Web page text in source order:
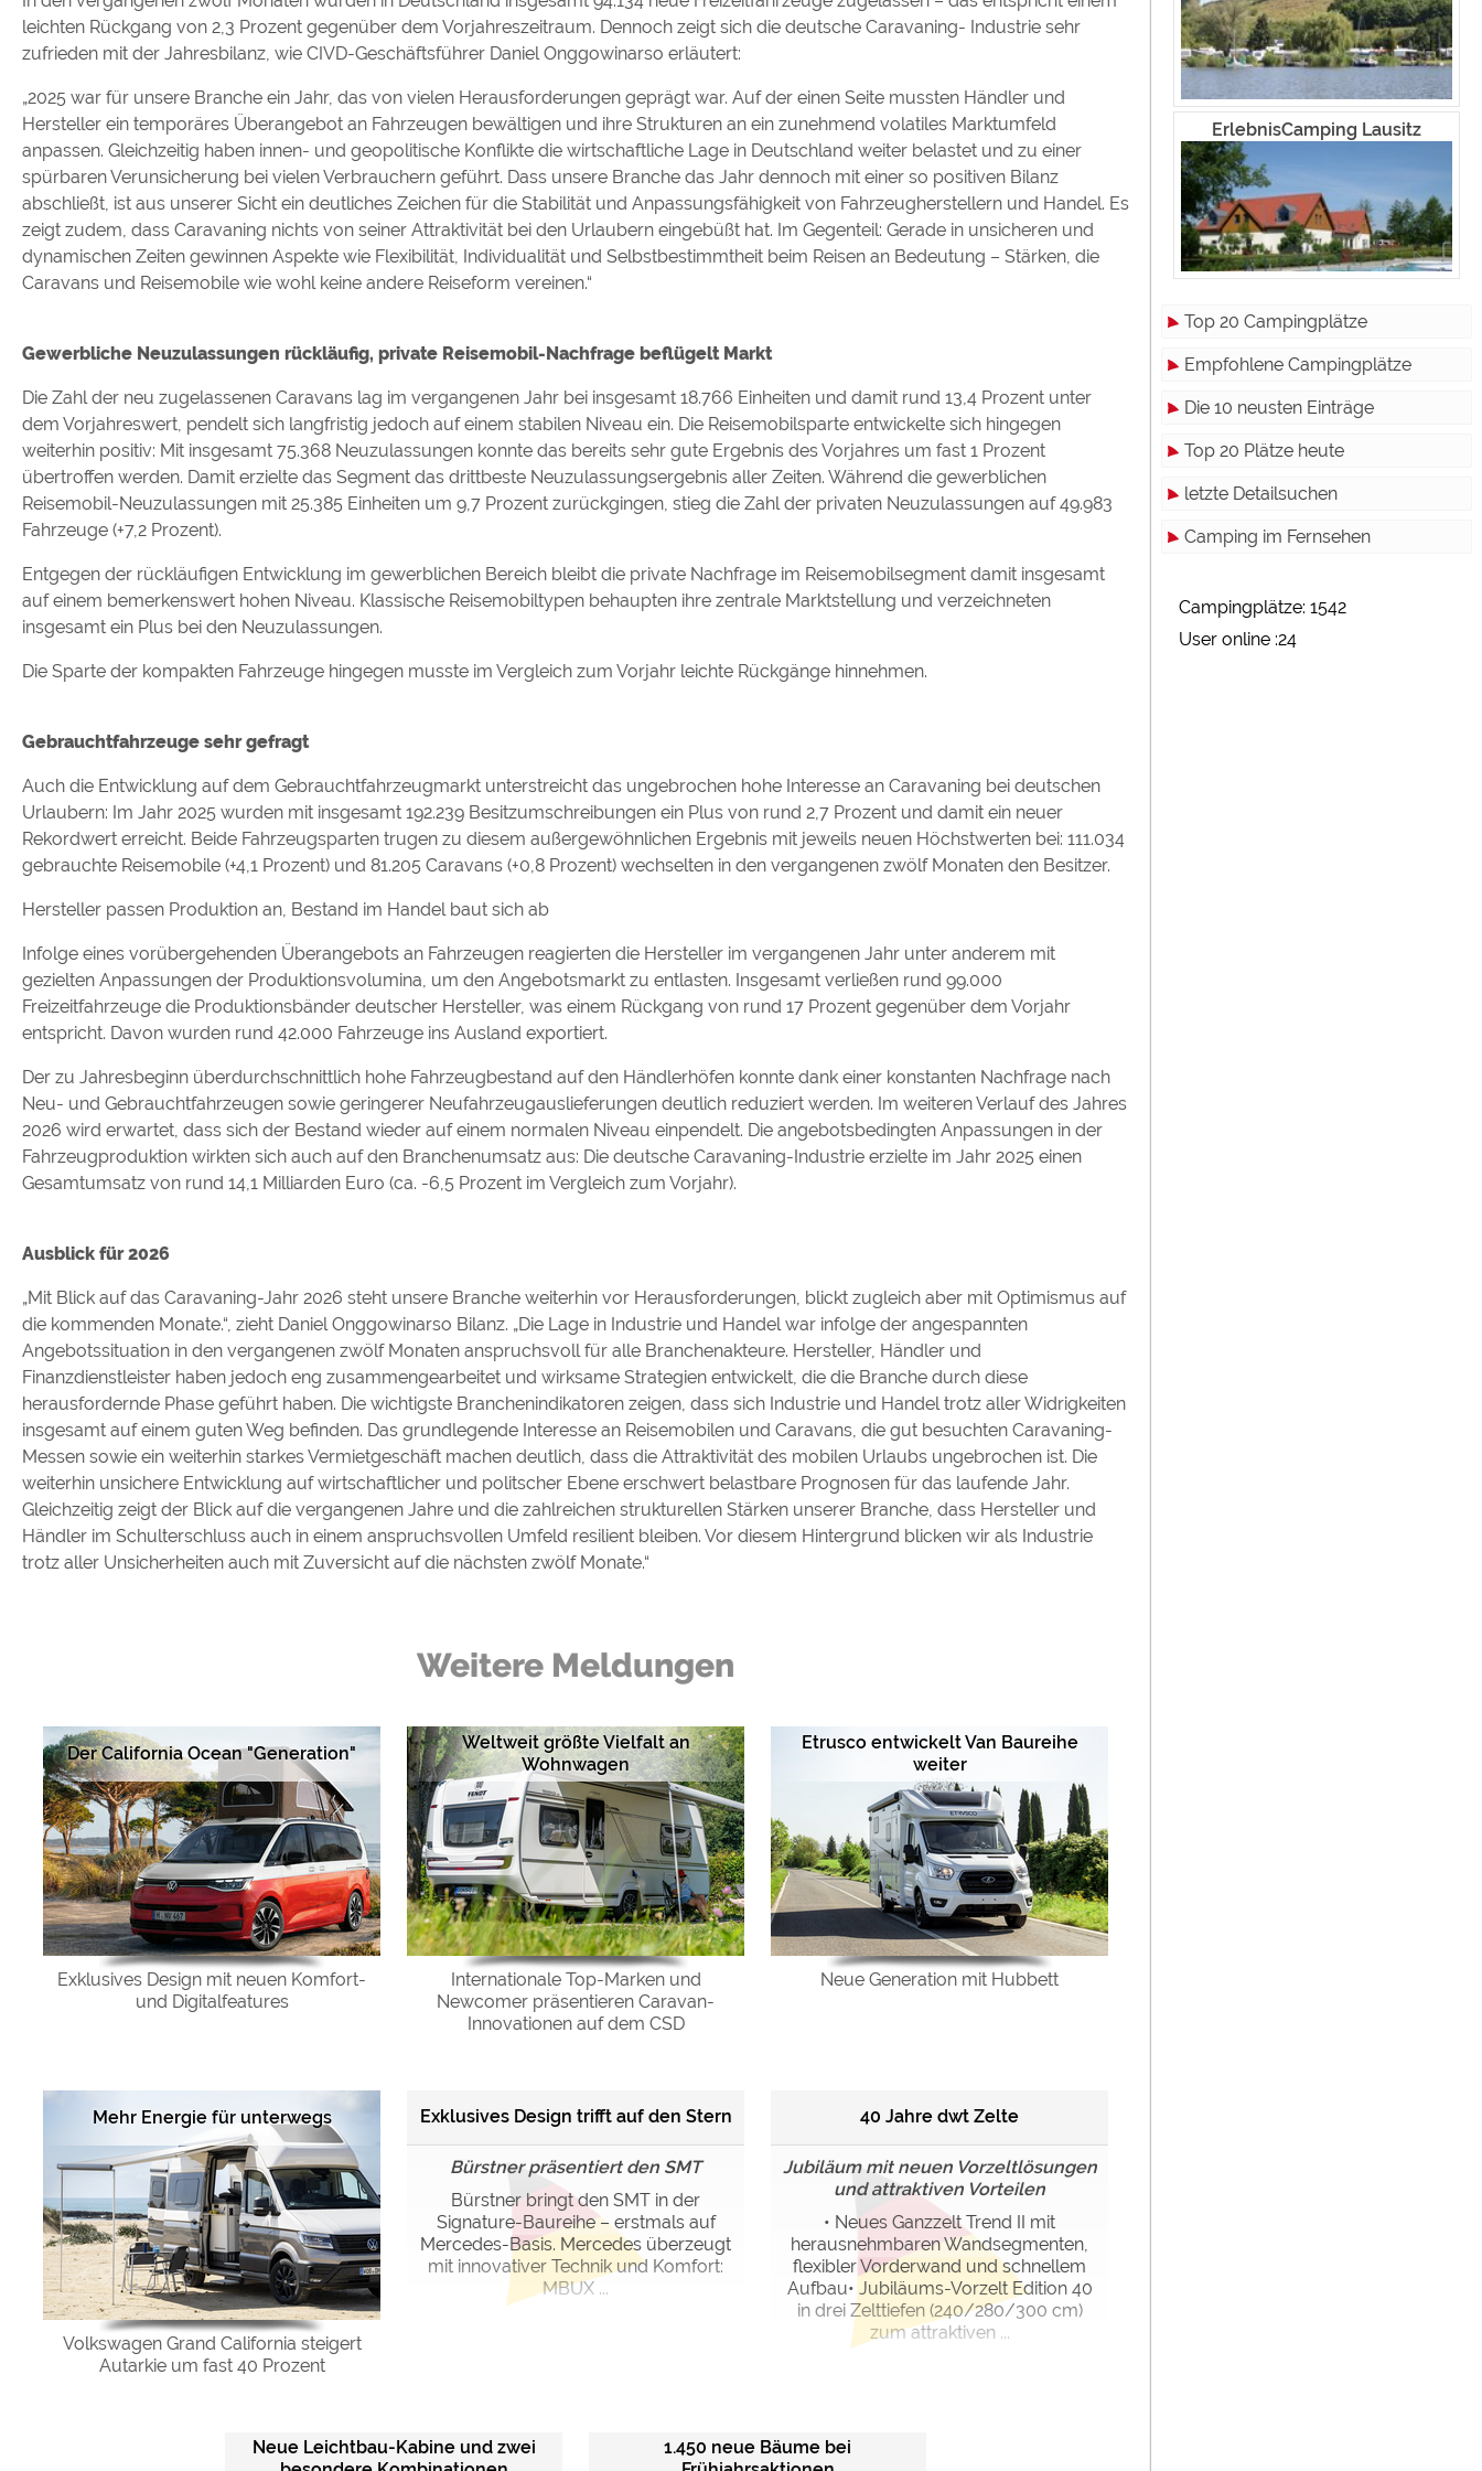
leichten Rückgang von 2,3 Prozent gegenüber dem Vorjahreszeitraum. Dennoch zeigt sich die deutsche Caravaning- Industrie sehr
zufrieden mit der Jahresbilanz, wie CIVD-Geschäftsführer Daniel Onggowinarso erläutert:
„2025 war für unsere Branche ein Jahr, das von vielen Herausforderungen geprägt war. Auf der einen Seite mussten Händler und
Hersteller ein temporäres Überangebot an Fahrzeugen bewältigen und ihre Strukturen an ein zunehmend volatiles Marktumfeld
anpassen. Gleichzeitig haben innen- und geopolitische Konflikte die wirtschaftliche Lage in Deutschland weiter belastet und zu einer
spürbaren Verunsicherung bei vielen Verbrauchern geführt. Dass unsere Branche das Jahr dennoch mit einer so positiven Bilanz
abschließt, ist aus unserer Sicht ein deutliches Zeichen für die Stabilität und Anpassungsfähigkeit von Fahrzeugherstellern und Handel. Es
zeigt zudem, dass Caravaning nichts von seiner Attraktivität bei den Urlaubern eingebüßt hat. Im Gegenteil: Gerade in unsicheren und
dynamischen Zeiten gewinnen Aspekte wie Flexibilität, Individualität und Selbstbestimmtheit beim Reisen an Bedeutung – Stärken, die
Caravans und Reisemobile wie wohl keine andere Reiseform vereinen.“
Gewerbliche Neuzulassungen rückläufig, private Reisemobil-Nachfrage beflügelt Markt
Die Zahl der neu zugelassenen Caravans lag im vergangenen Jahr bei insgesamt 18.766 Einheiten und damit rund 13,4 Prozent unter
dem Vorjahreswert, pendelt sich langfristig jedoch auf einem stabilen Niveau ein. Die Reisemobilsparte entwickelte sich hingegen
weiterhin positiv: Mit insgesamt 75.368 Neuzulassungen konnte das bereits sehr gute Ergebnis des Vorjahres um fast 1 Prozent
übertroffen werden. Damit erzielte das Segment das drittbeste Neuzulassungsergebnis aller Zeiten. Während die gewerblichen
Reisemobil-Neuzulassungen mit 25.385 Einheiten um 9,7 Prozent zurückgingen, stieg die Zahl der privaten Neuzulassungen auf 49.983
Fahrzeuge (+7,2 Prozent).
Entgegen der rückläufigen Entwicklung im gewerblichen Bereich bleibt die private Nachfrage im Reisemobilsegment damit insgesamt
auf einem bemerkenswert hohen Niveau. Klassische Reisemobiltypen behaupten ihre zentrale Marktstellung und verzeichneten
insgesamt ein Plus bei den Neuzulassungen.
Die Sparte der kompakten Fahrzeuge hingegen musste im Vergleich zum Vorjahr leichte Rückgänge hinnehmen.
Gebrauchtfahrzeuge sehr gefragt
Auch die Entwicklung auf dem Gebrauchtfahrzeugmarkt unterstreicht das ungebrochen hohe Interesse an Caravaning bei deutschen
Urlaubern: Im Jahr 2025 wurden mit insgesamt 192.239 Besitzumschreibungen ein Plus von rund 2,7 Prozent und damit ein neuer
Rekordwert erreicht. Beide Fahrzeugsparten trugen zu diesem außergewöhnlichen Ergebnis mit jeweils neuen Höchstwerten bei: 111.034
gebrauchte Reisemobile (+4,1 Prozent) und 81.205 Caravans (+0,8 Prozent) wechselten in den vergangenen zwölf Monaten den Besitzer.
Hersteller passen Produktion an, Bestand im Handel baut sich ab
Infolge eines vorübergehenden Überangebots an Fahrzeugen reagierten die Hersteller im vergangenen Jahr unter anderem mit
gezielten Anpassungen der Produktionsvolumina, um den Angebotsmarkt zu entlasten. Insgesamt verließen rund 99.000
Freizeitfahrzeuge die Produktionsbänder deutscher Hersteller, was einem Rückgang von rund 17 Prozent gegenüber dem Vorjahr
entspricht. Davon wurden rund 42.000 Fahrzeuge ins Ausland exportiert.
Der zu Jahresbeginn überdurchschnittlich hohe Fahrzeugbestand auf den Händlerhöfen konnte dank einer konstanten Nachfrage nach
Neu- und Gebrauchtfahrzeugen sowie geringerer Neufahrzeugauslieferungen deutlich reduziert werden. Im weiteren Verlauf des Jahres
2026 wird erwartet, dass sich der Bestand wieder auf einem normalen Niveau einpendelt. Die angebotsbedingten Anpassungen in der
Fahrzeugproduktion wirkten sich auch auf den Branchenumsatz aus: Die deutsche Caravaning-Industrie erzielte im Jahr 2025 einen
Gesamtumsatz von rund 14,1 Milliarden Euro (ca. -6,5 Prozent im Vergleich zum Vorjahr).
Ausblick für 2026
„Mit Blick auf das Caravaning-Jahr 2026 steht unsere Branche weiterhin vor Herausforderungen, blickt zugleich aber mit Optimismus auf
die kommenden Monate.“, zieht Daniel Onggowinarso Bilanz. „Die Lage in Industrie und Handel war infolge der angespannten
Angebotssituation in den vergangenen zwölf Monaten anspruchsvoll für alle Branchenakteure. Hersteller, Händler und
Finanzdienstleister haben jedoch eng zusammengearbeitet und wirksame Strategien entwickelt, die die Branche durch diese
herausfordernde Phase geführt haben. Die wichtigste Branchenindikatoren zeigen, dass sich Industrie und Handel trotz aller Widrigkeiten
insgesamt auf einem guten Weg befinden. Das grundlegende Interesse an Reisemobilen und Caravans, die gut besuchten Caravaning-
Messen sowie ein weiterhin starkes Vermietgeschäft machen deutlich, dass die Attraktivität des mobilen Urlaubs ungebrochen ist. Die
weiterhin unsichere Entwicklung auf wirtschaftlicher und politscher Ebene erschwert belastbare Prognosen für das laufende Jahr.
Gleichzeitig zeigt der Blick auf die vergangenen Jahre und die zahlreichen strukturellen Stärken unserer Branche, dass Hersteller und
Händler im Schulterschluss auch in einem anspruchsvollen Umfeld resilient bleiben. Vor diesem Hintergrund blicken wir als Industrie
trotz aller Unsicherheiten auch mit Zuversicht auf die nächsten zwölf Monate.“
Weitere Meldungen
Der California Ocean "Generation"
Exklusives Design mit neuen Komfort-
und Digitalfeatures
Weltweit größte Vielfalt an
Wohnwagen
Internationale Top-Marken und
Newcomer präsentieren Caravan-
Innovationen auf dem CSD
Etrusco entwickelt Van Baureihe
weiter
Neue Generation mit Hubbett
Mehr Energie für unterwegs
Volkswagen Grand California steigert
Autarkie um fast 40 Prozent
Exklusives Design trifft auf den Stern
Bürstner präsentiert den SMT
Bürstner bringt den SMT in der
Signature-Baureihe – erstmals auf
Mercedes-Basis. Mercedes überzeugt
mit innovativer Technik und Komfort:
MBUX ...
40 Jahre dwt Zelte
Jubiläum mit neuen Vorzeltlösungen
und attraktiven Vorteilen
• Neues Ganzzelt Trend II mit
herausnehmbaren Wandsegmenten,
flexibler Vorderwand und schnellem
Aufbau• Jubiläums-Vorzelt Edition 40
in drei Zelttiefen (240/280/300 cm)
zum attraktiven ...
Neue Leichtbau-Kabine und zwei
1.450 neue Bäume bei
ErlebnisCamping Lausitz
Top 20 Campingplätze
Empfohlene Campingplätze
Die 10 neusten Einträge
Top 20 Plätze heute
letzte Detailsuchen
Camping im Fernsehen
Campingplätze: 1542
User online :24